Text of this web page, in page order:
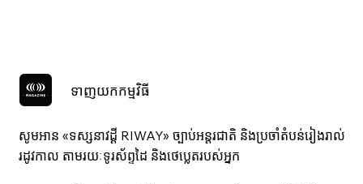
ទាញយកកម្មវិធី
សូមអាន «ទស្សនាវ​ដ្ដី RIWAY» ច្បាប់អន្តរជាតិ និងប្រចាំតំបន់រៀងរាល់
រដូវកាល តាមរយៈទូរស័ព្ទដៃ និងថេប្លេតរបស់អ្នក